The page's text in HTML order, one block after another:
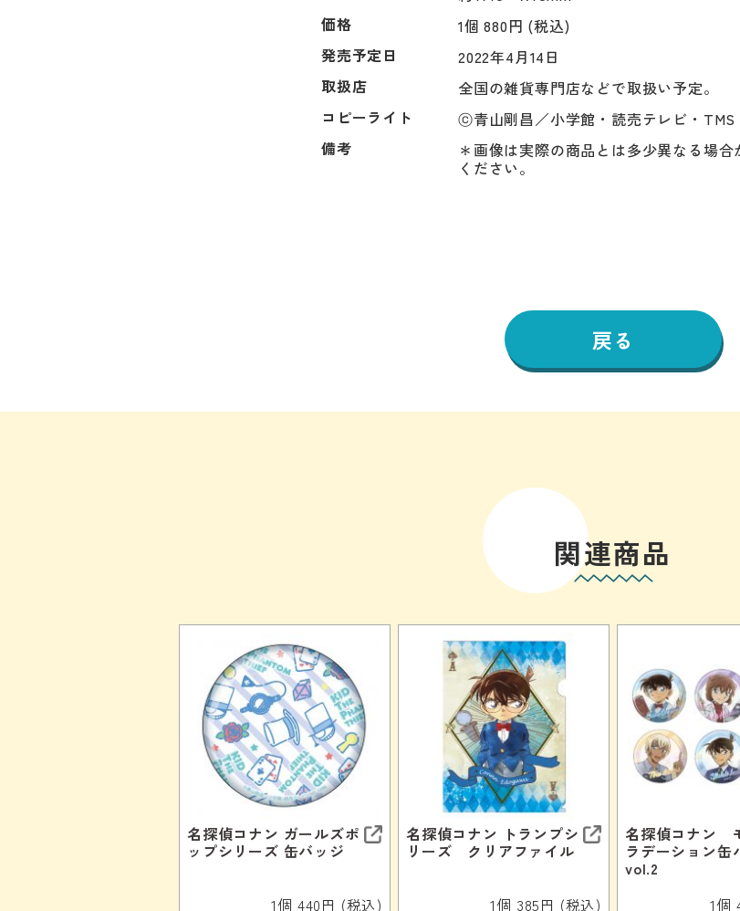
価格
1個 880円 (税込)
発売予定日
2022年4月14日
取扱店
全国の雑貨専門店などで取扱い予定。
コピーライト
ⓒ青山剛昌／小学館・読売テレビ・TMS
備考
＊画像は実際の商品とは多少異なる場
ください。
戻る
関連商品
名探偵コナン ガールズポ
ップシリーズ 缶バッジ
1個 440円 (税込)
名探偵コナン トランプシ
リーズ クリアファイル
1個 385円 (税込)
名探偵コナン
ラデーション
vol.2
1個